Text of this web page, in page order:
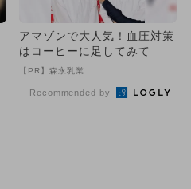
アマゾンで大人気！血圧対策
はコーヒーに足してみて
【PR】森永乳業
Recommended by